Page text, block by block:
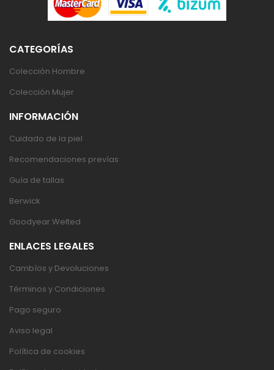
CATEGORÍAS
Colección Hombre
Colección Mujer
INFORMACIÓN
Cuidado de la piel
Recomendaciones prevías
Guía de tallas
Berwick
Goodyear Welted
ENLACES LEGALES
Cambíos y Devoluciones
Términos y Condiciones
Pago seguro
Aviso legal
Política de cookies